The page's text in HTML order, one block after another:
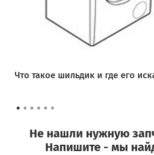
Что такое шильдик и где его
Не нашли нужную
Напишите - мы